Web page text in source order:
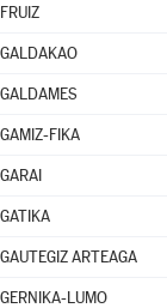
FRUIZ
GALDAKAO
GALDAMES
GAMIZ-FIKA
GARAI
GATIKA
GAUTEGIZ ARTEAGA
GERNIKA-LUMO